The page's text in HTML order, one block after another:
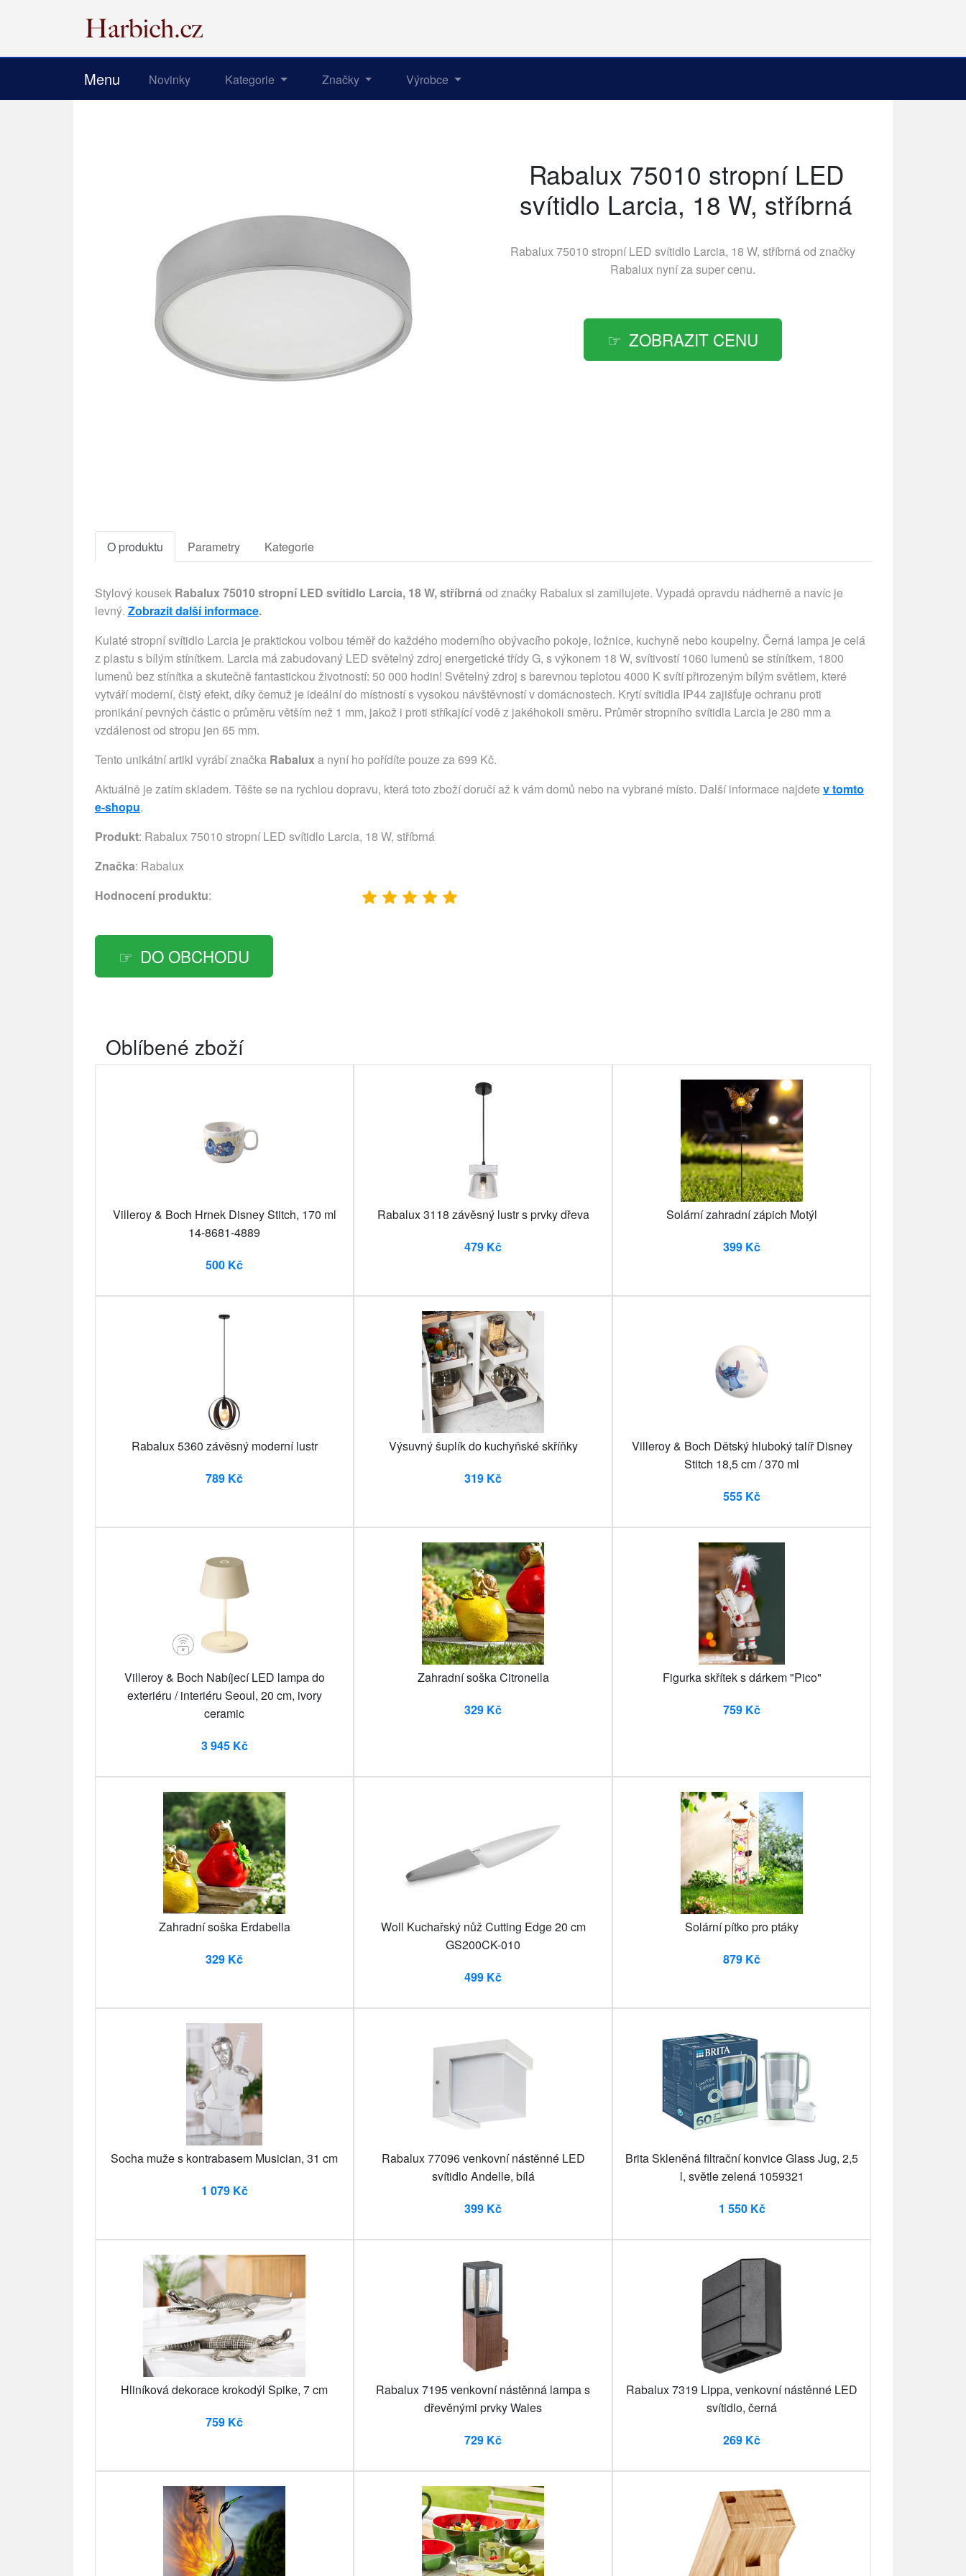
Menu Novinky Kategorie Značky Výrobce
Rabalux 75010 stropní LED
svítidlo Larcia, 18 W, stříbrná
Rabalux 75010 stropní LED svítidlo Larcia, 18 W, stříbrná od značky
Rabaluxnyní za super cenu.
ZOBRAZIT CENU
O produktu Parametry Kategorie
Stylový kousek Rabalux 75010 stropní LED svítidlo Larcia, 18 W, stříbrná od značky Rabalux si zamilujete. Vypadá opravdu nádherně a navíc je
levný. Zobrazit další informace.
Kulaté stropní svítidlo Larcia je praktickou volbou téměř do každého moderního obývacího pokoje, ložnice, kuchyně nebo koupelny. Černá lampa je celá
z plastu s bílým stínítkem. Larcia má zabudovaný LED světelný zdroj energetické třídy G, s výkonem 18 W, svítivostí 1060 lumenů se stínítkem, 1800
lumenů bez stínítka a skutečně fantastickou životností: 50 000 hodin! Světelný zdroj s barevnou teplotou 4000 K svítí přirozeným bílým světlem, které
vytváří moderní, čistý efekt, díky čemuž je ideální do místností s vysokou návštěvností v domácnostech. Krytí svítidla IP44 zajišťuje ochranu proti
pronikání pevných částic o průměru větším než 1 mm, jakož i proti stříkající vodě z jakéhokoli směru. Průměr stropního svítidla Larcia je 280 mm a
vzdálenost od stropu jen 65 mm.
Tento unikátní artikl vyrábí značka Rabaluxa nyní ho pořídíte pouze za 699 Kč.
Aktuálně je zatím skladem. Těšte se na rychlou dopravu, která toto zboží doručí až k vám domů nebo na vybrané místo. Další informace najdete v tomto
e-shopu.
Produkt: Rabalux 75010 stropní LED svítidlo Larcia, 18 W, stříbrná
Značka: Rabalux
Hodnocení produktu:
DO OBCHODU
Oblíbené zboží
Villeroy & Boch Hrnek Disney Stitch, 170 ml
14-8681-4889
500 Kč
Rabalux 3118 závěsný lustr s prvky dřeva
479 Kč
Solární zahradní zápich Motýl
399 Kč
Rabalux 5360 závěsný moderní lustr
789 Kč
Výsuvný šuplík do kuchyňské skříňky
319 Kč
Villeroy & Boch Dětský hluboký talíř Disney
Stitch 18,5 cm / 370 ml
555 Kč
Villeroy & Boch Nabíjecí LED lampa do
exteriéru / interiéru Seoul, 20 cm, ivory
ceramic
3 945 Kč
Zahradní soška Citronella
329 Kč
Figurka skřítek s dárkem "Pico"
759 Kč
Zahradní soška Erdabella
329 Kč
Woll Kuchařský nůž Cutting Edge 20 cm
GS200CK-010
499 Kč
Solární pítko pro ptáky
879 Kč
Socha muže s kontrabasem Musician, 31 cm
1 079 Kč
Rabalux 77096 venkovní nástěnné LED
svítidlo Andelle, bílá
399 Kč
Brita Skleněná filtrační konvice Glass Jug, 2,5
l, světle zelená 1059321
1 550 Kč
Hliníková dekorace krokodýl Spike, 7 cm
759 Kč
Rabalux 7195 venkovní nástěnná lampa s
dřevěnými prvky Wales
729 Kč
Rabalux 7319 Lippa, venkovní nástěnné LED
svítidlo, černá
269 Kč